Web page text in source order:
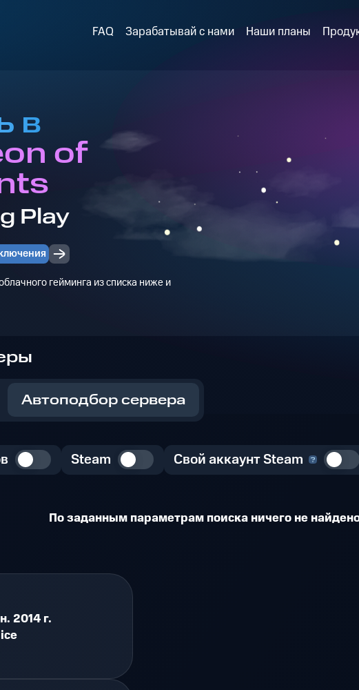
FAQ Зарабатывай с нами Наши планы
в
of
Play
гейминга из списка ниже и
Автоподбор сервера
Steam Свой аккаунт Steam
По заданным параметрам поиска ничего не
2014 г.